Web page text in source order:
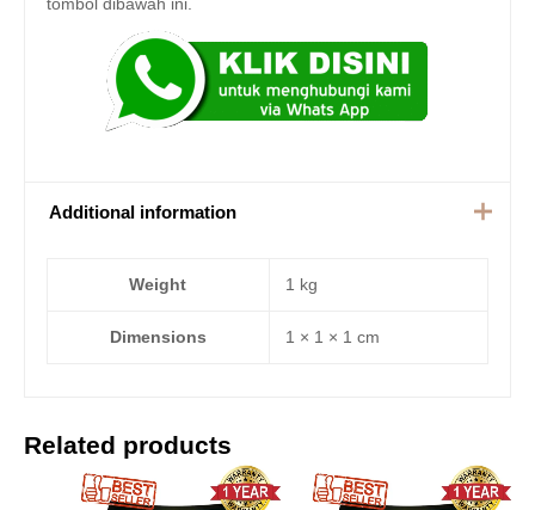
tombol dibawah ini.
Additional information
Weight 1 kg
Dimensions 1 × 1 × 1 cm
Related products